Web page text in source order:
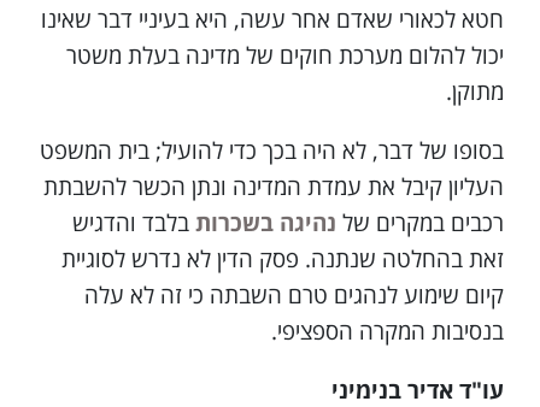
חטא לכאורי שאדם אחר עשה, היא בעיניי דבר שאינו
יכול להלום מערכת חוקים של מדינה בעלת משטר
מתוקן.
בסופו של דבר, לא היה בכך כדי להועיל; בית המשפט
העליון קיבל את עמדת המדינה ונתן הכשר להשבתת
רכבים במקרים של נהיגה בשכרותבלבד והדגיש
זאת בהחלטה שנתנה. פסק הדין לא נדרש לסוגיית
קיום שימוע לנהגים טרם השבתה כי זה לא עלה
בנסיבות המקרה הספציפי.
עו"ד אדיר בנימיני